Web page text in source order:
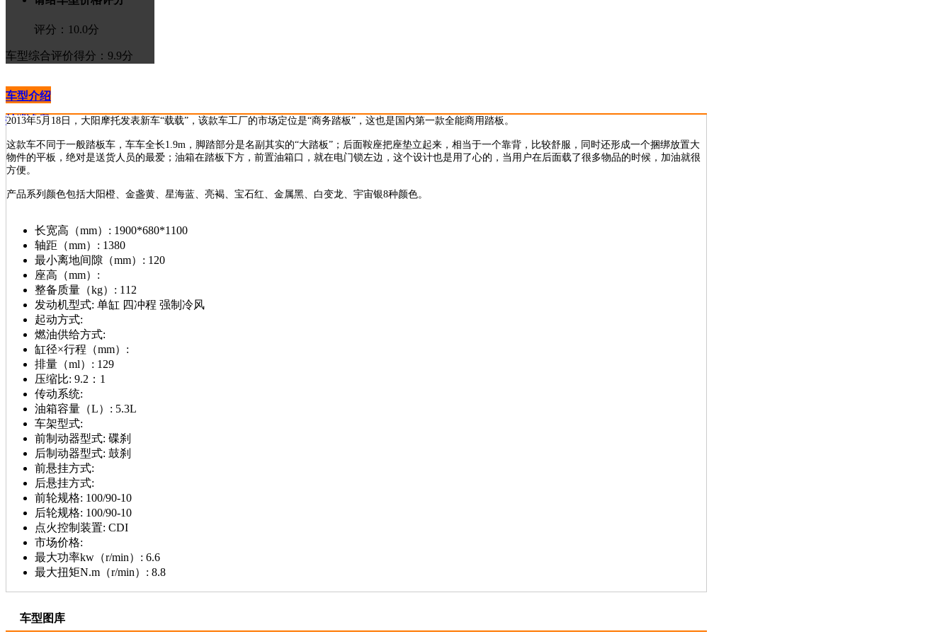
评分： 10.0分
车型综合评价得分：9.9分
车型介绍
技术参数
>进入论坛
2013年5月18日，大阳摩托发表新车“载载”，该款车工厂的市场定位是“商务踏板”，这也是国内第一款全能商用踏板。
这款车不同于一般踏板车，车车全长1.9m，脚踏部分是名副其实的“大踏板”；后面鞍座把座垫立起来，相当于一个靠背，比较舒服，同时还形成一个捆绑放置大
物件的平板，绝对是送货人员的最爱；油箱在踏板下方，前置油箱口，就在电门锁左边，这个设计也是用了心的，当用户在后面载了很多物品的时候，加油就很
方便。
产品系列颜色包括大阳橙、金盏黄、星海蓝、亮褐、宝石红、金属黑、白变龙、宇宙银8种颜色。
长宽高（mm）: 1900*680*1100
轴距（mm）: 1380
最小离地间隙（mm）: 120
座高（mm）:
整备质量（kg）: 112
发动机型式: 单缸 四冲程 强制冷风
起动方式:
燃油供给方式:
缸径×行程（mm）:
排量（ml）: 129
压缩比: 9.2：1
传动系统:
油箱容量（L）: 5.3L
车架型式:
前制动器型式: 碟刹
后制动器型式: 鼓刹
前悬挂方式:
后悬挂方式:
前轮规格: 100/90-10
后轮规格: 100/90-10
点火控制装置: CDI
市场价格:
最大功率kw（r/min）: 6.6
最大扭矩N.m（r/min）: 8.8
车型图库